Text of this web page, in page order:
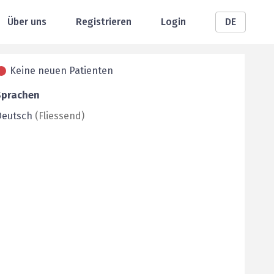
Über uns Registrieren Login DE
Keine neuen Patienten
(Fliessend)